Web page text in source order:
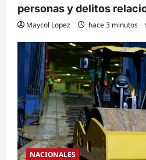
personas y delitos
Maycol Lopez hace 3 minutos
NACIONALES